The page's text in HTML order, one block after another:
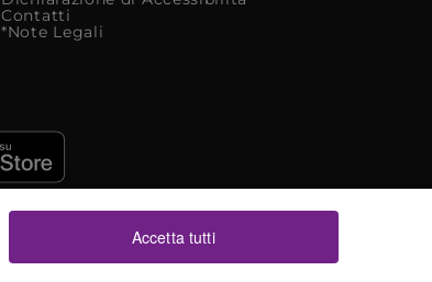
Contatti
*Note Legali
Accetta tutti